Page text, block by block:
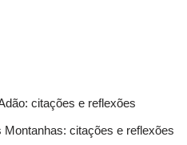
citações e reflexões
citações e reflexões